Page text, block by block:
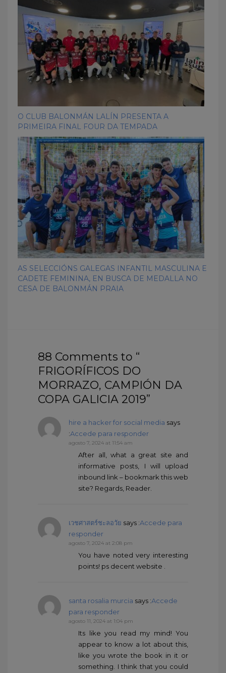
O CLUB BALONMÁN LALÍN PRESENTA A
PRIMEIRA FINAL FOUR DA TEMPADA
AS SELECCIÓNS GALEGAS INFANTIL MASCULINA E
CADETE FEMININA, EN BUSCA DE MEDALLA NO
CESA DE BALONMÁN PRAIA
88 Comments to “
FRIGORÍFICOS DO
MORRAZO, CAMPIÓN DA
COPA GALICIA 2019”
hire a hacker for social media says
:Accede para responder
agosto 7, 2024 at 11:54 am
After all, what a great site and
informative posts, I will upload
inbound link – bookmark this web
site? Regards, Reader.
เวชศาสตร์ชะลอวัย says :Accede para
responder
agosto 7, 2024 at 2:08 pm
You have noted very interesting
points! ps decent website .
santa rosalia murcia says :Accede
para responder
agosto 11, 2024 at 1:04 pm
Its like you read my mind! You
appear to know a lot about this,
like you wrote the book in it or
something. I think that you could